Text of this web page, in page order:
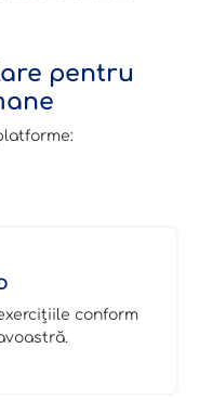
pentru
conform